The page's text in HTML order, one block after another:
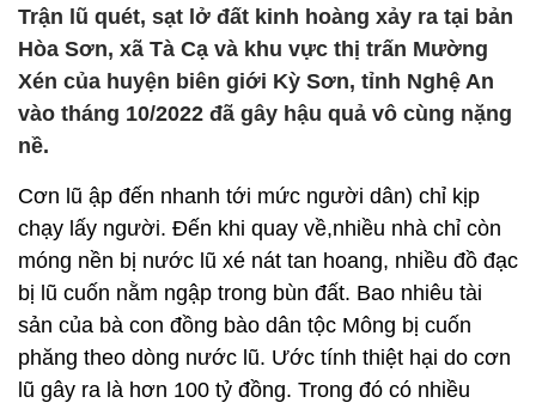
Trận lũ quét, sạt lở đất kinh hoàng xảy ra tại bản
Hòa Sơn, xã Tà Cạ và khu vực thị trấn Mường
Xén của huyện biên giới Kỳ Sơn, tỉnh Nghệ An
vào tháng 10/2022 đã gây hậu quả vô cùng nặng
nề.
Cơn lũ ập đến nhanh tới mức người dân) chỉ kịp
chạy lấy người. Đến khi quay về,nhiều nhà chỉ còn
móng nền bị nước lũ xé nát tan hoang, nhiều đồ đạc
bị lũ cuốn nằm ngập trong bùn đất. Bao nhiêu tài
sản của bà con đồng bào dân tộc Mông bị cuốn
phăng theo dòng nước lũ. Ước tính thiệt hại do cơn
lũ gây ra là hơn 100 tỷ đồng. Trong đó có nhiều